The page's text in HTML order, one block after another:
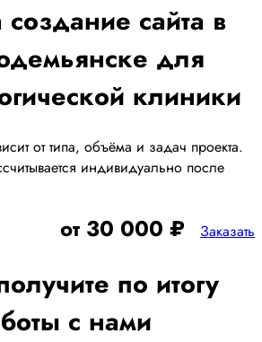
сайта в
для
клиники
от типа, объёма и задач проекта.
индивидуально после
от 30 000 ₽ Заказать
по итогу
с нами